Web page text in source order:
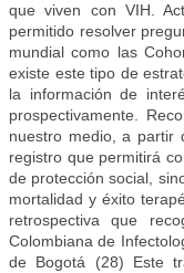
que viven con VIH.
permitido resolver
mundial como las
existe este tipo de
la información de
prospectivamente.
nuestro medio, a partir
registro que permitirá
de protección social,
mortalidad y éxito
retrospectiva que
Colombiana de
de Bogotá (28) Este